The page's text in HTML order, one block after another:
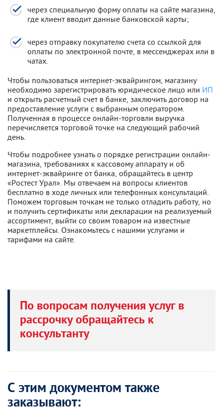
через специальную форму оплаты на сайте магазина,
где клиент вводит данные банковской карты;
через отправку покупателю счета со ссылкой для
оплаты по электронной почте, в мессенджерах или в
чатах.
Чтобы пользоваться интернет-эквайрингом, магазину
необходимо зарегистрировать юридическое лицо или ИП
и открыть расчетный счет в банке, заключить договор на
предоставление услуги с выбранным оператором.
Полученная в процессе онлайн-торговли выручка
перечисляется торговой точке на следующий рабочий
день.
Чтобы подробнее узнать о порядке регистрации онлайн-
магазина, требованиях к кассовому аппарату и об
интернет-эквайринге от банка, обращайтесь в центр
«Ростест Урал». Мы отвечаем на вопросы клиентов
бесплатно в ходе личных или телефонных консультаций.
Поможем торговым точкам не только отладить работу, но
и получить сертификаты или декларации на реализуемый
ассортимент, выйти со своим товаром на известные
маркетплейсы. Ознакомьтесь с нашими услугами и
тарифами на сайте.
По вопросам получения услуг в
рассрочку обращайтесь к
консультанту
С этим документом также
заказывают: